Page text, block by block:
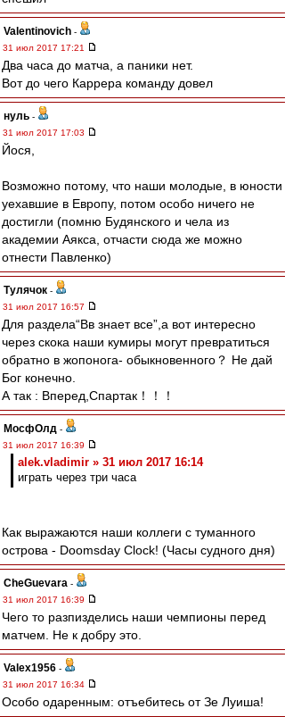
Valentinovich -
31 июл 2017 17:21
Два часа до матча, а паники нет.
Вот до чего Каррера команду довел
нуль -
31 июл 2017 17:03
Йося,
Возможно потому, что наши молодые, в юности
уехавшие в Европу, потом особо ничего не
достигли (помню Будянского и чела из
академии Аякса, отчасти сюда же можно
отнести Павленко)
Тулячок -
31 июл 2017 16:57
Для раздела“Вв знает все”,а вот интересно
через скока наши кумиры могут превратиться
обратно в жопонога- обыкновенного？ Не дай
Бог конечно.
А так : Вперед,Спартак！！！
МосфОлд -
31 июл 2017 16:39
alek.vladimir » 31 июл 2017 16:14
играть через три часа
Как выражаются наши коллеги с туманного
острова - Doomsday Clock! (Часы судного дня)
CheGuevara -
31 июл 2017 16:39
Чего то разпизделись наши чемпионы перед
матчем. Не к добру это.
Valex1956 -
31 июл 2017 16:34
Особо одаренным: отъебитесь от Зе Луиша!